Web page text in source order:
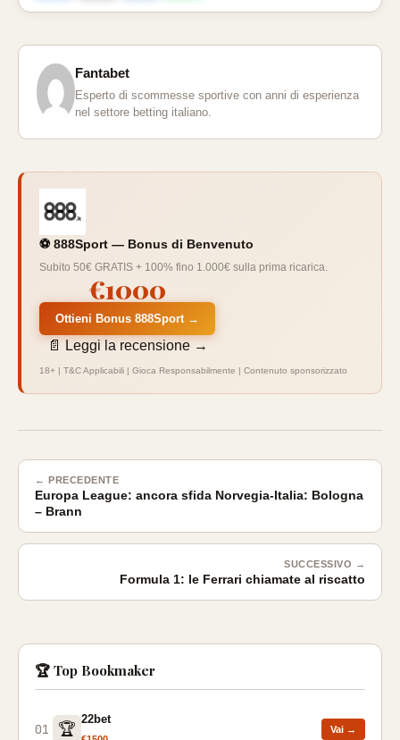
Fantabet
Esperto di scommesse sportive con anni di esperienza
nel settore betting italiano.
⚽ 888Sport — Bonus di Benvenuto
Subito 50€ GRATIS + 100% fino 1.000€ sulla prima ricarica.
€1000
Ottieni Bonus 888Sport →
📄 Leggi la recensione →
18+ | T&C Applicabili | Gioca Responsabilmente | Contenuto sponsorizzato
← PRECEDENTE
Europa League: ancora sfida Norvegia-Italia: Bologna
– Brann
SUCCESSIVO →
Formula 1: le Ferrari chiamate al riscatto
🏆 Top Bookmaker
01 🏆
22bet
Vai →